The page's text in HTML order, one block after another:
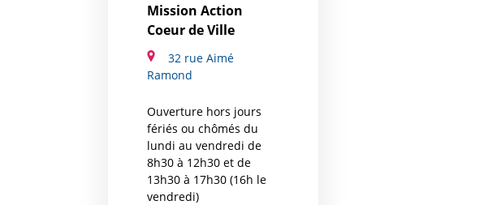
Mission Action
Coeur de Ville
32 rue Aimé
Ramond
Ouverture hors jours
fériés ou chômés du
lundi au vendredi de
8h30 à 12h30 et de
13h30 à 17h30 (16h le
vendredi)